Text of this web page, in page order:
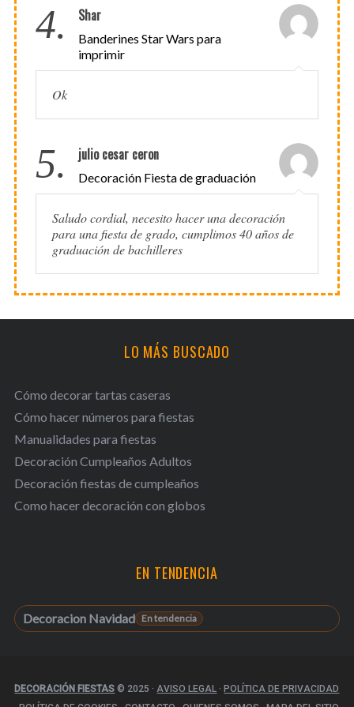
4. Shar
Banderines Star Wars para
imprimir
Ok
5. julio cesar ceron
Decoración Fiesta de graduación
Saludo cordial, necesito hacer una decoración
para una fiesta de grado, cumplimos 40 años de
graduación de bachilleres
LO MÁS BUSCADO
Cómo decorar tartas caseras
Cómo hacer números para fiestas
Manualidades para fiestas
Decoración Cumpleaños Adultos
Decoración fiestas de cumpleaños
Como hacer decoración con globos
EN TENDENCIA
Decoracion Navidad
DECORACIÓN FIESTAS © 2025 · AVISO LEGAL · POLÍTICA DE PRIVACIDAD